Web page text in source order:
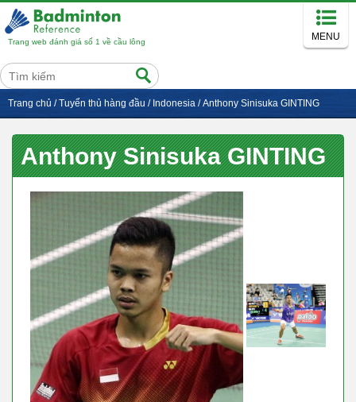
Trang web đánh giá số 1 về cầu lông MENU
Trang chủ /Tuyển thủ hàng đầu / Indonesia /Anthony Sinisuka GINTING
Anthony Sinisuka GINTING